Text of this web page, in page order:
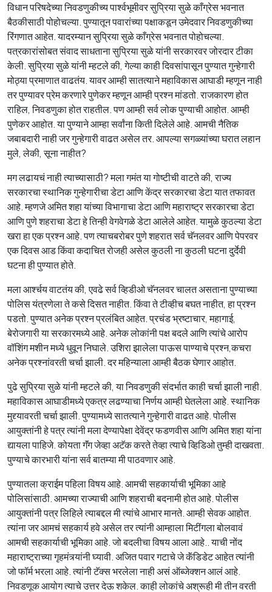
विधान परिषदेच्या निवडणुकीच्य पार्श्वभूमीवर सुप्रिया सुळे काँग्रेस भवनात
बैठकीसाठी पोहोचल्या. पुण्यातून पवारांच्या पक्षाकडून उमेदवार निवडणुकीच्या
रिंगणात आहेत. यादरम्यान सुप्रिया सुळे काँग्रेस भवनात पोहोचल्या.
पत्रकारांसोबत संवाद साधताना सुप्रिया सुळे यांनी सरकारवर जोरदार टीका
केली. सुप्रिया सुळे यांनी म्हटले की, गेल्या काही दिवसांपासून पुण्यात गुन्हेगारी
मोठ्या प्रमाणात वाढतंय. यावर आम्ही सातत्याने महाविकास आघाडी म्हणून नाही
तर पुण्यावर प्रेम करणारे पुणेकर म्हणून आम्ही प्रश्न मांडतो. राजकारण होत
राहिल, निवडणुका होत राहतील. पण आम्ही सर्व लोक पुण्याची आहोत. आम्ही
पुणेकर आहोत. या पुण्याने आम्हा सर्वांना किती दिलेले आहे. आमची नैतिक
जबाबदारी नाही जर गुन्हेगारी वाढत असेल तर. आपल्या सगळ्यांच्या घरात लहान
मुले, लेकी, सूना नाहीत?
मग लढायचं नाही त्याच्यासाठी? मला गमंत या गोष्टीची वाटते की, राज्य
सरकारचा स्थानिक गुन्हेगारीचा डेटा आणि केंद्र सरकारचा डेटा यात तफावत
आहे. म्हणजे अमित शहा यांच्या विभागाचा डेटा आणि महाराष्ट्र सरकारचा डेटा
आणि पुणे शहराचा डेटा हे तिन्ही वेगवेगळे डेटा आलेले आहेत. यामुळे कुठल्या डेटा
खरा हा एक प्रश्न आहे. पण त्याचबरोबर पुणे शहरात सर्व चॅनलवर आणि पेपरवर
एक दिवस आड किंवा कदाचित रोजही असेल कुठली ना कुठली घटना दुर्देवी
घटना ही पुण्यात होते.
मला आर्श्चय वाटतंय की, एवढे सर्व व्हिडीओ चॅनलवर चालत असताना पुण्याच्या
पोलिस यंत्रणेला ते कसे दिसत नाहीत. किंवा ते टीव्हीच बघत नाहीत, हा प्रश्न
पडतो. पुण्यात अनेक प्रश्न प्रलंबित आहेत. प्रचंड भ्रष्टाचार, महागाई,
बेरोजगारी या सरकारमध्ये आहे. अनेक लोकांनी पक्ष बदले आणि त्यांचे आरोप
वॉशिंग मशीन मध्ये धुवून निघाले. उशिरा झालेला पाऊस पाण्याचे प्रश्न,कचरा
अनेक प्रश्नांवरती चर्चा झाली. दर महिन्याला आम्ही बैठक घेणार आहोत.
पुढे सुप्रिया सुळे यांनी म्हटले की, या निवडणुकी संदर्भात काही चर्चा झाली नाही.
महाविकास आघाडीमध्ये एकत्र लढण्याचा निर्णय आम्ही घेतलेला आहे. स्थानिक
मुद्द्यावरती चर्चा झाली. पुण्यामध्ये सातत्याने गुन्हेगारी वाढत आहे. पोलीस
आयुक्तांनी हे पत्र त्यांनी मला देण्यापेक्षा देवेंद्र फडणवीस आणि अमित शहा यांना
द्यायला पाहिजे. कोयता गॅंग जेव्हा अटॅक करते तेव्हा त्याचे व्हिडिओ तुम्ही दाखवता.
पुण्याचे कारभारी यांना सर्व बातम्या मी पाठवणार आहे.
पुण्यातला क्राईम पहिला विषय आहे. आमची सहकार्याची भूमिका आहे
पोलिसांसाठी. आमच्या राज्याची आणि शहराची बदनामी होत आहे. पोलीस
आयुक्तांनी पत्र लिहिले त्याबद्दल मी त्यांचे आभार मानते. आम्ही सेवक आहोत.
त्यांना जर आमचं सहकार्य हवे असेल तर त्यांनी आम्हाला मिटींगला बोलवावं
आमची सहकार्याची भूमिका आहे. जो बदलीचा विषय आला आहे.. याची नोंद
महाराष्ट्राच्या गृहमंत्र्यांनी घ्यावी. अजित पवार गटाचे जे कॅंडिडेट आहेत त्यांनी
जो फॉर्म भरला आहे. त्यांनी टॅक्स भरलेला नाही असं ऑब्जेक्शन आलं आहे.
निवडणूक आयोग त्याचे उत्तर देऊ शकेल. काही लोकांचे अश्रूही मी तीन वरती